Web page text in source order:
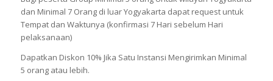
dan Minimal 7 Orang di luar Yogyakarta dapat request untuk
Tempat dan Waktunya (konfirmasi 7 Hari sebelum Hari
pelaksanaan)
Dapatkan Diskon 10% Jika Satu Instansi Mengirimkan Minimal
5 orang atau lebih.